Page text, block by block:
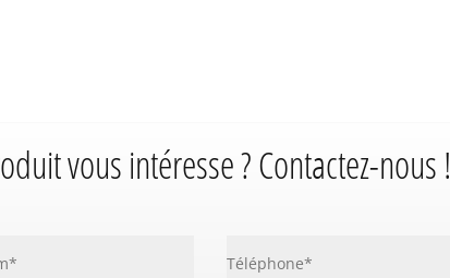
vous intéresse ? Contactez-nous !